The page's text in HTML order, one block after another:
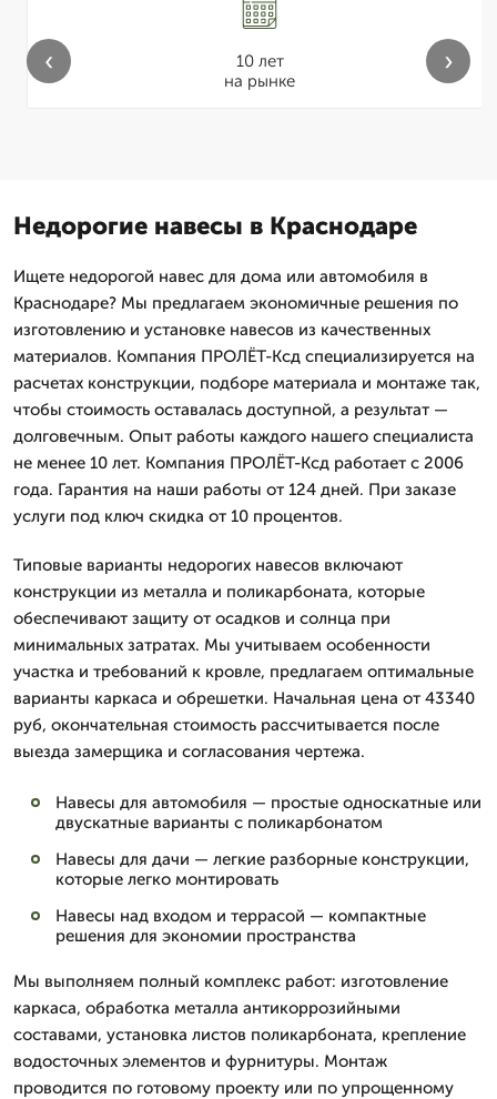
10 лет
на рынке
‹ ›
Недорогие навесы в Краснодаре
Ищете недорогой навес для дома или автомобиля в
Краснодаре? Мы предлагаем экономичные решения по
изготовлению и установке навесов из качественных
материалов. Компания ПРОЛЁТ-Ксд специализируется на
расчетах конструкции, подборе материала и монтаже так,
чтобы стоимость оставалась доступной, а результат —
долговечным. Опыт работы каждого нашего специалиста
не менее 10 лет. Компания ПРОЛЁТ-Ксд работает с 2006
года. Гарантия на наши работы от 124 дней. При заказе
услуги под ключ скидка от 10 процентов.
Типовые варианты недорогих навесов включают
конструкции из металла и поликарбоната, которые
обеспечивают защиту от осадков и солнца при
минимальных затратах. Мы учитываем особенности
участка и требований к кровле, предлагаем оптимальные
варианты каркаса и обрешетки. Начальная цена от 43340
руб, окончательная стоимость рассчитывается после
выезда замерщика и согласования чертежа.
Навесы для автомобиля — простые односкатные или
двускатные варианты с поликарбонатом
Навесы для дачи — легкие разборные конструкции,
которые легко монтировать
Навесы над входом и террасой — компактные
решения для экономии пространства
Мы выполняем полный комплекс работ: изготовление
каркаса, обработка металла антикоррозийными
составами, установка листов поликарбоната, крепление
водосточных элементов и фурнитуры. Монтаж
проводится по готовому проекту или по упрощенному